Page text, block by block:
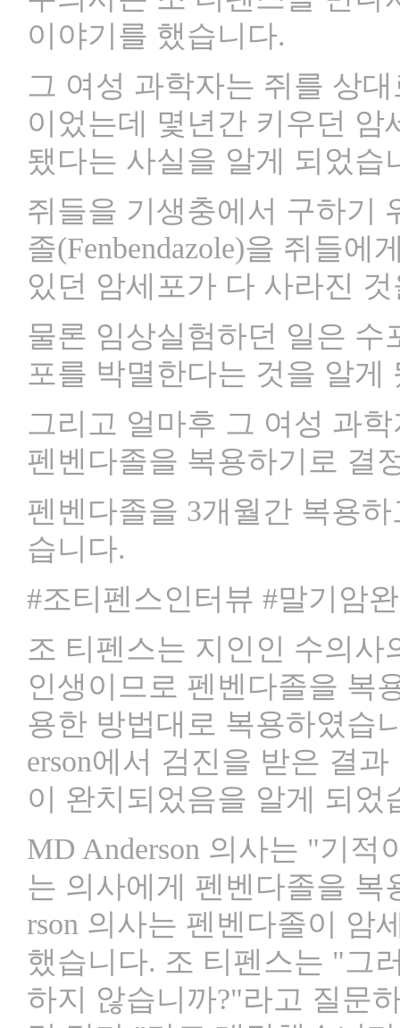
이야기를 했습니다.
그 여성 과학자는 쥐를 상
이었는데 몇년간 키우던
됐다는 사실을 알게 되었습
쥐들을 기생충에서 구하기
졸(Fenbendazole)을 쥐들
있던 암세포가 다 사라진
물론 임상실험하던 일은
포를 박멸한다는 것을 알게
그리고 얼마후 그 여성 과
펜벤다졸을 복용하기로 결
펜벤다졸을 3개월간 복용
습니다.
#조티펜스인터뷰 #말기암
조 티펜스는 지인인 수의사
인생이므로 펜벤다졸을 복
용한 방법대로 복용하였습
erson에서 검진을 받은 결
이 완치되었음을 알게 되었
MD Anderson 의사는 "기
는 의사에게 펜벤다졸을 복
rson 의사는 펜벤다졸이 암
했습니다. 조 티펜스는 "그
하지 않습니까?"라고 질문